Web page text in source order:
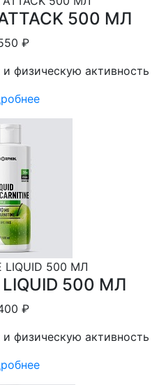
500 МЛ
₽
физическую активность
LIQUID 500 МЛ
LIQUID 500 МЛ
₽
физическую активность